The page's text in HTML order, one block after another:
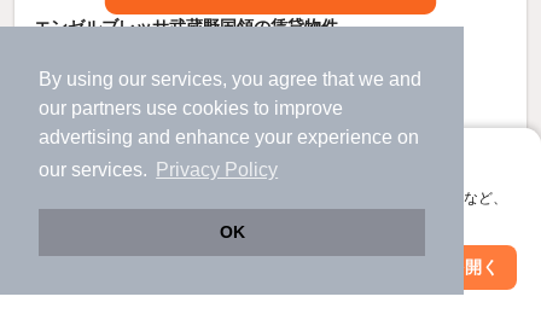
By using our services, you agree that we and
our partners use cookies to improve
advertising and enhance your experience on
our services.
Privacy Policy
OK
アプリに切り替えて、サクサクお部屋探し
会員登録なしですぐ使える。マップ検索やお気に入り保存など、
アプリを開く
エンゼルブレッサ武蔵野国領の賃貸物件
すべての写真
柴崎駅 歩11 分 （京王線）
国領駅 歩
14
分 （京王線）
東京都狛江市和泉本町４丁目11-25
万円
絞り込み条件を変更